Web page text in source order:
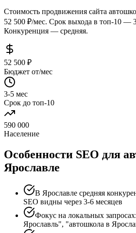
Стоимость продвижения сайта
52 500 ₽/мес. Срок выхода в топ-10 —
Конкуренция — средняя.
52 500 ₽
Бюджет от/мес
3-5 мес
Срок до топ-10
590 000
Население
Особенности SEO для
Ярославле
В Ярославле средняя
SEO видны через 3-6 месяцев
Фокус на локальных
Ярославль", "автошкола в